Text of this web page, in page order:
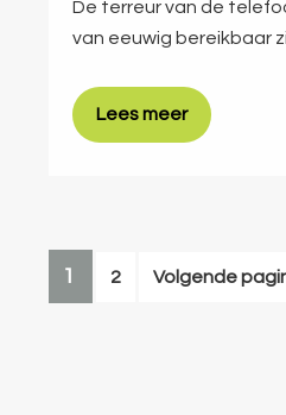
De terreur van de
van eeuwig bereikbaar
Lees meer
PAGINA
1 Pagina
2
Ga
Volgende